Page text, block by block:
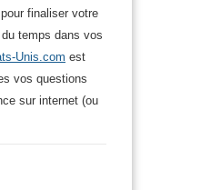
finaliser votre
temps dans vos
Unis.com est
vos questions
sur internet (ou